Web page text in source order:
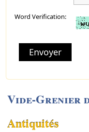
Word Verification:
Envoyer
Vide-Grenier
Antiquités